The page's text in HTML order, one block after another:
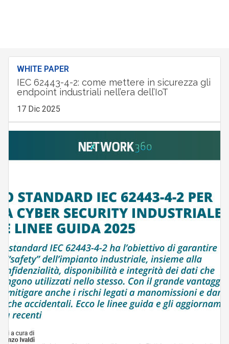
WHITE PAPER
IEC 62443-4-2: come mettere in sicurezza gli
endpoint industriali nell’era dell’IoT
17 Dic 2025